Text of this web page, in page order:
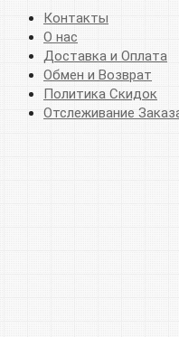
Контакты
О нас
Доставка и Оплата
Обмен и Возврат
Политика Скидок
Отслеживание